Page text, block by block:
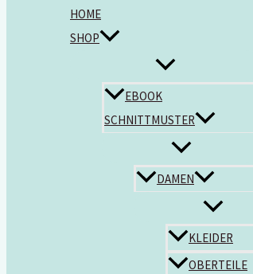
HOME
SHOP
EBOOK
SCHNITTMUSTER
DAMEN
KLEIDER
OBERTEILE